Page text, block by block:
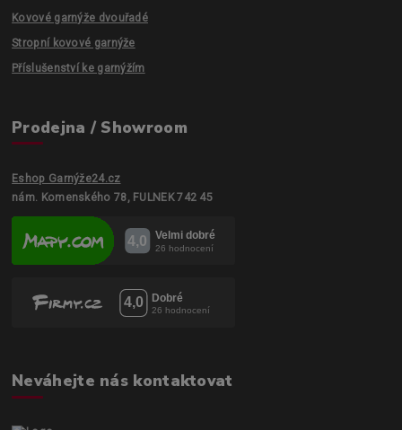
Kovové garnýže dvouřadé
Stropní kovové garnýže
Příslušenství ke garnýžím
Prodejna / Showroom
Eshop Garnýže24.cz
nám. Komenského 78, FULNEK 742 45
Neváhejte nás kontaktovat